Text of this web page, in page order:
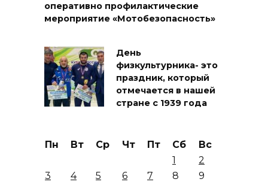
оперативно профилактические
мероприятие «Мотобезопасность»
День
физкультурника- это
праздник, который
отмечается в нашей
стране с 1939 года
Пн Вт Ср Чт Пт Сб
Вс
1
2
3
4 5 6 7 8
9